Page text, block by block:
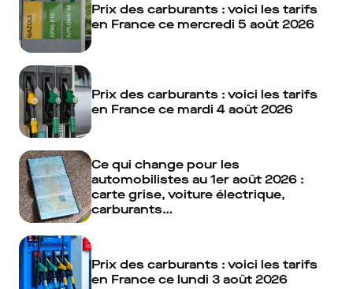
Prix des carburants : voici les tarifs
en France ce mercredi 5 août 2026
Prix des carburants : voici les tarifs
en France ce mardi 4 août 2026
Ce qui change pour les
automobilistes au 1er août 2026 :
carte grise, voiture électrique,
carburants…
Prix des carburants : voici les tarifs
en France ce lundi 3 août 2026